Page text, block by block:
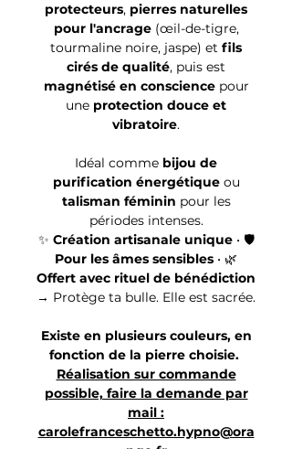
protecteurs, pierres naturelles
pour l'ancrage(œil-de-tigre,
tourmaline noire, jaspe) et fils
cirés de qualité, puis est
magnétisé en consciencepour
une protection douce et
vibratoire.
Idéal comme bijou de
purification énergétiqueou
talisman féminin pour les
périodes intenses.
✨ Création artisanale unique• 🛡️
Pour les âmes sensibles • 🌿
Offert avec rituel de bénédiction
→ Protège ta bulle. Elle est sacrée.
Existe en plusieurs couleurs, en
fonction de la pierre choisie.
Réalisation sur commande
possible, faire la demande par
mail :
carolefranceschetto.hypno@ora